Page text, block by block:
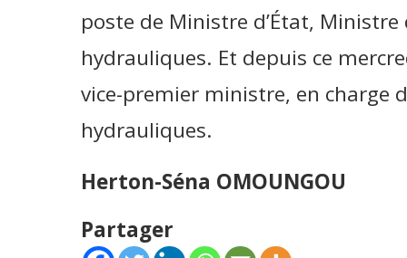
poste de Ministre d’État, Ministre
hydrauliques. Et depuis ce
vice-premier ministre, en charge
hydrauliques.
Herton-Séna OMOUNGOU
Partager